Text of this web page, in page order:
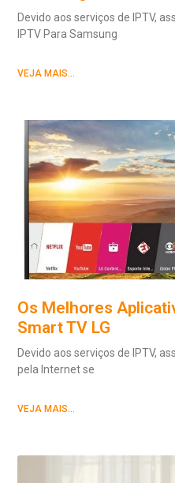
Devido aos serviços de IPTV,
IPTV Para Samsung
VEJA MAIS...
Os Melhores
Smart TV LG
Devido aos serviços de IPTV,
pela Internet se
VEJA MAIS...